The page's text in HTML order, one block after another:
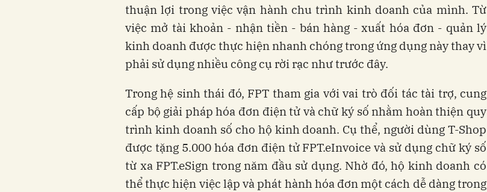
thuận lợi trong việc vận hành chu trình kinh doanh của mình. Từ
việc mở tài khoản - nhận tiền - bán hàng - xuất hóa đơn - quản lý
kinh doanh được thực hiện nhanh chóng trong ứng dụng này thay vì
phải sử dụng nhiều công cụ rời rạc như trước đây.
Trong hệ sinh thái đó, FPT tham gia với vai trò đối tác tài trợ, cung
cấp bộ giải pháp hóa đơn điện tử và chữ ký số nhằm hoàn thiện quy
trình kinh doanh số cho hộ kinh doanh. Cụ thể, người dùng T-Shop
được tặng 5.000 hóa đơn điện tử FPT.eInvoice và sử dụng chữ ký số
từ xa FPT.eSign trong năm đầu sử dụng. Nhờ đó, hộ kinh doanh có
thể thực hiện việc lập và phát hành hóa đơn một cách dễ dàng trong